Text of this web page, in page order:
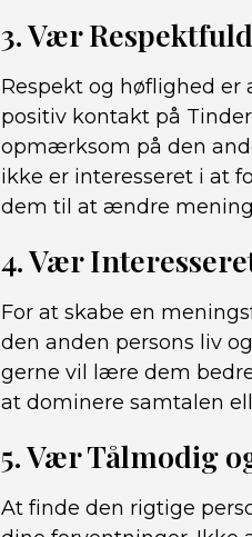
3. Vær
Respekt og høflighed er
positiv kontakt på
opmærksom på den
ikke er interesseret i at
dem til at ændre
4. Vær
For at skabe en
den anden persons liv
gerne vil lære dem
at dominere samtalen
5. Vær Tålmodig
At finde den rigtige